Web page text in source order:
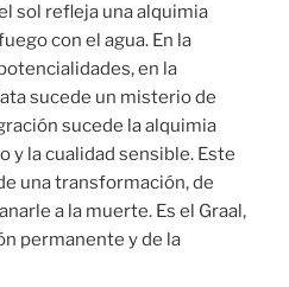
sol refleja una alquimia
con el agua. En la
en la
sucede un misterio de
sucede la alquimia
la cualidad sensible. Este
una transformación, de
a la muerte. Es el Graal,
permanente y de la